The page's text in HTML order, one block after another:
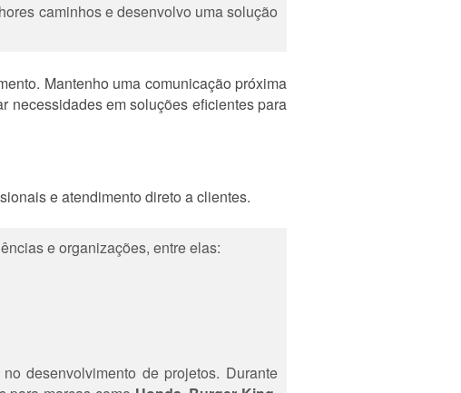
caminhos e desenvolvo uma solução
Mantenho uma comunicação próxima
necessidades em soluções eficientes para
e atendimento direto a clientes.
e organizações, entre elas:
desenvolvimento de projetos. Durante